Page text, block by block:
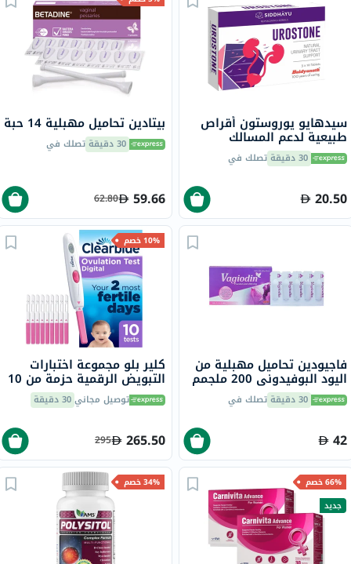
سيدهايو يوروستون أقراص
طبيعية لدعم المسالك
البولية، حزمة من 30
30 دقيقة تصلك في
20.50
بيتادين تحاميل مهبلية 14 حبة
30 دقيقة تصلك في
59.66
62.80
فاجيودين تحاميل مهبلية من
اليود البوفيدوني 200 ملجمم
10 تحاميل 30 دقيقة تصلك في
42
10% خصم
كلير بلو مجموعة اختبارات
التبويض الرقمية حزمة من 10
توصيل مجاني30 دقيقة
265.50
295
66% خصم
جديد
34% خصم